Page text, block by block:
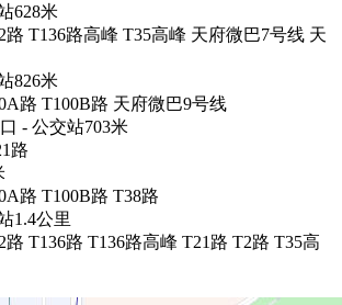
628米
T136路高峰 T35高峰 天府微巴7号线 天
826米
路 T100B路 天府微巴9号线
- 公交站703米
路
路 T100B路 T38路
1.4公里
T136路 T136路高峰 T21路 T2路 T35高